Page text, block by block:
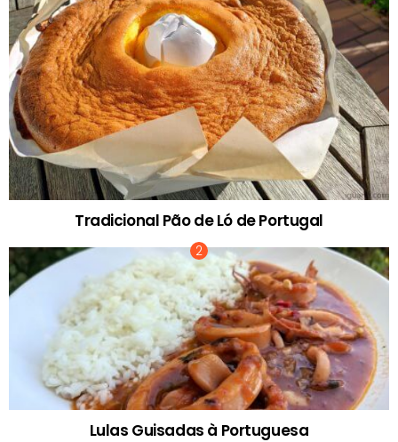
Tradicional Pão de Ló de Portugal
Lulas Guisadas à Portuguesa